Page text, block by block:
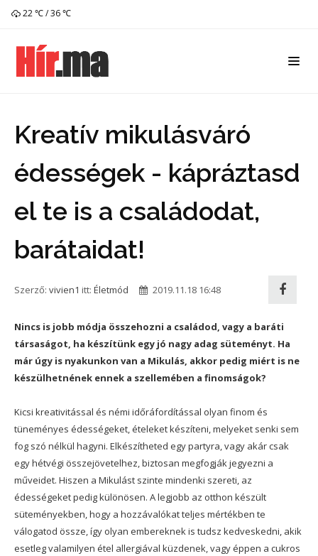
22 ℃ / 36 ℃
Kreatív mikulásváró
édességek - kápráztasd
el te is a családodat,
barátaidat!
Szerző: vivien1 itt: Életmód 2019.11.18 16:48
Nincs is jobb módja összehozni a családod, vagy a baráti
társaságot, ha készítünk egy jó nagy adag süteményt. Ha
már úgy is nyakunkon van a Mikulás, akkor pedig miért is ne
készülhetnének ennek a szellemében a finomságok?
Kicsi kreativitással és némi időráfordítással olyan finom és
tüneményes édességeket, ételeket készíteni, melyeket senki sem
fog szó nélkül hagyni. Elkészítheted egy partyra, vagy akár csak
egy hétvégi összejövetelhez, biztosan megfogják jegyezni a
műveidet. Hiszen a Mikulást szinte mindenki szereti, az
édességeket pedig különösen. A legjobb az otthon készült
süteményekben, hogy a hozzávalókat teljes mértékben te
válogatod össze, így olyan embereknek is tudsz kedveskedni, akik
esetleg valamilyen étel allergiával küzdenek, vagy éppen a cukros